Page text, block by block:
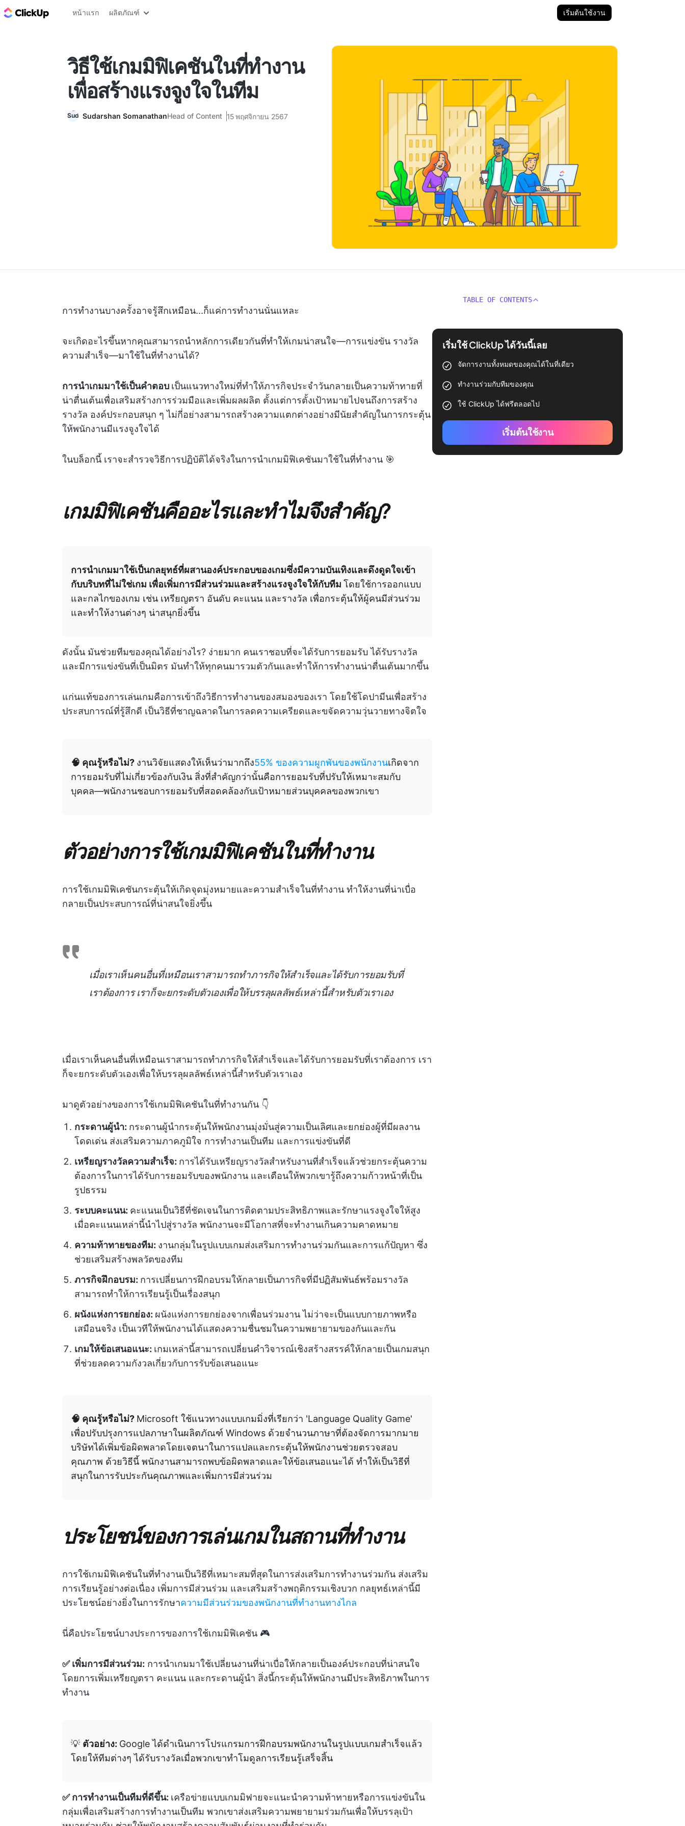
บล็อก ClickUp
หน้าแรก ผลิตภัณฑ์ เริ่มต้นใช้งาน
วิธีใช้เกมมิฟิเคชันในที่ทำงาน
เพื่อสร้างแรงจูงใจในทีม
Sudarshan SomanathanHead of Content 15 พฤศจิกายน 2567
การทำงานบางครั้งอาจรู้สึกเหมือน...ก็แค่การทำงานนั่นแหละ
จะเกิดอะไรขึ้นหากคุณสามารถนำหลักการเดียวกันที่ทำให้เกมน่าสนใจ—การแข่งขัน รางวัล
ความสำเร็จ—มาใช้ในที่ทำงานได้?
การนำเกมมาใช้เป็นคำตอบ เป็นแนวทางใหม่ที่ทำให้ภารกิจประจำวันกลายเป็นความท้าทายที่
น่าตื่นเต้นเพื่อเสริมสร้างการร่วมมือและเพิ่มผลผลิต ตั้งแต่การตั้งเป้าหมายไปจนถึงการสร้าง
รางวัล องค์ประกอบสนุก ๆ ไม่กี่อย่างสามารถสร้างความแตกต่างอย่างมีนัยสำคัญในการกระตุ้น
ให้พนักงานมีแรงจูงใจได้
ในบล็อกนี้ เราจะสำรวจวิธีการปฏิบัติได้จริงในการนำเกมมิฟิเคชันมาใช้ในที่ทำงาน 🎯
เกมมิฟิเคชันคืออะไรและทำไมจึงสำคัญ?
การนำเกมมาใช้เป็นกลยุทธ์ที่ผสานองค์ประกอบของเกมซึ่งมีความบันเทิงและดึงดูดใจเข้า
กับบริบทที่ไม่ใช่เกม เพื่อเพิ่มการมีส่วนร่วมและสร้างแรงจูงใจให้กับทีม โดยใช้การออกแบบ
และกลไกของเกม เช่น เหรียญตรา อันดับ คะแนน และรางวัล เพื่อกระตุ้นให้ผู้คนมีส่วนร่วม
และทำให้งานต่างๆ น่าสนุกยิ่งขึ้น
ดังนั้น มันช่วยทีมของคุณได้อย่างไร? ง่ายมาก คนเราชอบที่จะได้รับการยอมรับ ได้รับรางวัล
และมีการแข่งขันที่เป็นมิตร มันทำให้ทุกคนมารวมตัวกันและทำให้การทำงานน่าตื่นเต้นมากขึ้น
แก่นแท้ของการเล่นเกมคือการเข้าถึงวิธีการทำงานของสมองของเรา โดยใช้โดปามีนเพื่อสร้าง
ประสบการณ์ที่รู้สึกดี เป็นวิธีที่ชาญฉลาดในการลดความเครียดและขจัดความวุ่นวายทางจิตใจ
🧠 คุณรู้หรือไม่? งานวิจัยแสดงให้เห็นว่ามากถึง55% ของความผูกพันของพนักงานเกิดจาก
การยอมรับที่ไม่เกี่ยวข้องกับเงิน สิ่งที่สำคัญกว่านั้นคือการยอมรับที่ปรับให้เหมาะสมกับ
บุคคล—พนักงานชอบการยอมรับที่สอดคล้องกับเป้าหมายส่วนบุคคลของพวกเขา
ตัวอย่างการใช้เกมมิฟิเคชันในที่ทำงาน
การใช้เกมมิฟิเคชันกระตุ้นให้เกิดจุดมุ่งหมายและความสำเร็จในที่ทำงาน ทำให้งานที่น่าเบื่อ
กลายเป็นประสบการณ์ที่น่าสนใจยิ่งขึ้น
เมื่อเราเห็นคนอื่นที่เหมือนเราสามารถทำภารกิจให้สำเร็จและได้รับการยอมรับที่
เราต้องการ เราก็จะยกระดับตัวเองเพื่อให้บรรลุผลลัพธ์เหล่านี้สำหรับตัวเราเอง
เมื่อเราเห็นคนอื่นที่เหมือนเราสามารถทำภารกิจให้สำเร็จและได้รับการยอมรับที่เราต้องการ เรา
ก็จะยกระดับตัวเองเพื่อให้บรรลุผลลัพธ์เหล่านี้สำหรับตัวเราเอง
มาดูตัวอย่างของการใช้เกมมิฟิเคชันในที่ทำงานกัน 👇
กระดานผู้นำ: กระดานผู้นำกระตุ้นให้พนักงานมุ่งมั่นสู่ความเป็นเลิศและยกย่องผู้ที่มีผลงาน
โดดเด่น ส่งเสริมความภาคภูมิใจ การทำงานเป็นทีม และการแข่งขันที่ดี
เหรียญรางวัลความสำเร็จ: การได้รับเหรียญรางวัลสำหรับงานที่สำเร็จแล้วช่วยกระตุ้นความ
ต้องการในการได้รับการยอมรับของพนักงาน และเตือนให้พวกเขารู้ถึงความก้าวหน้าที่เป็น
รูปธรรม
ระบบคะแนน: คะแนนเป็นวิธีที่ชัดเจนในการติดตามประสิทธิภาพและรักษาแรงจูงใจให้สูง
เมื่อคะแนนเหล่านี้นำไปสู่รางวัล พนักงานจะมีโอกาสที่จะทำงานเกินความคาดหมาย
ความท้าทายของทีม: งานกลุ่มในรูปแบบเกมส่งเสริมการทำงานร่วมกันและการแก้ปัญหา ซึ่ง
ช่วยเสริมสร้างพลวัตของทีม
ภารกิจฝึกอบรม: การเปลี่ยนการฝึกอบรมให้กลายเป็นภารกิจที่มีปฏิสัมพันธ์พร้อมรางวัล
สามารถทำให้การเรียนรู้เป็นเรื่องสนุก
ผนังแห่งการยกย่อง: ผนังแห่งการยกย่องจากเพื่อนร่วมงาน ไม่ว่าจะเป็นแบบกายภาพหรือ
เสมือนจริง เป็นเวทีให้พนักงานได้แสดงความชื่นชมในความพยายามของกันและกัน
เกมให้ข้อเสนอแนะ: เกมเหล่านี้สามารถเปลี่ยนคำวิจารณ์เชิงสร้างสรรค์ให้กลายเป็นเกมสนุก
ที่ช่วยลดความกังวลเกี่ยวกับการรับข้อเสนอแนะ
🧠 คุณรู้หรือไม่? Microsoft ใช้แนวทางแบบเกมมิ่งที่เรียกว่า 'Language Quality Game'
เพื่อปรับปรุงการแปลภาษาในผลิตภัณฑ์ Windows ด้วยจำนวนภาษาที่ต้องจัดการมากมาย
บริษัทได้เพิ่มข้อผิดพลาดโดยเจตนาในการแปลและกระตุ้นให้พนักงานช่วยตรวจสอบ
คุณภาพ ด้วยวิธีนี้ พนักงานสามารถพบข้อผิดพลาดและให้ข้อเสนอแนะได้ ทำให้เป็นวิธีที่
สนุกในการรับประกันคุณภาพและเพิ่มการมีส่วนร่วม
ประโยชน์ของการเล่นเกมในสถานที่ทำงาน
การใช้เกมมิฟิเคชันในที่ทำงานเป็นวิธีที่เหมาะสมที่สุดในการส่งเสริมการทำงานร่วมกัน ส่งเสริม
การเรียนรู้อย่างต่อเนื่อง เพิ่มการมีส่วนร่วม และเสริมสร้างพฤติกรรมเชิงบวก กลยุทธ์เหล่านี้มี
ประโยชน์อย่างยิ่งในการรักษาความมีส่วนร่วมของพนักงานที่ทำงานทางไกล
นี่คือประโยชน์บางประการของการใช้เกมมิฟิเคชัน 🎮
✅ เพิ่มการมีส่วนร่วม: การนำเกมมาใช้เปลี่ยนงานที่น่าเบื่อให้กลายเป็นองค์ประกอบที่น่าสนใจ
โดยการเพิ่มเหรียญตรา คะแนน และกระดานผู้นำ สิ่งนี้กระตุ้นให้พนักงานมีประสิทธิภาพในการ
ทำงาน
💡 ตัวอย่าง: Google ได้ดำเนินการโปรแกรมการฝึกอบรมพนักงานในรูปแบบเกมสำเร็จแล้ว
โดยให้ทีมต่างๆ ได้รับรางวัลเมื่อพวกเขาทำโมดูลการเรียนรู้เสร็จสิ้น
✅ การทำงานเป็นทีมที่ดีขึ้น: เครือข่ายแบบเกมมิฟายจะแนะนำความท้าทายหรือการแข่งขันใน
กลุ่มเพื่อเสริมสร้างการทำงานเป็นทีม พวกเขาส่งเสริมความพยายามร่วมกันเพื่อให้บรรลุเป้า
TABLE OF CONTENTS
เริ่มใช้ ClickUp ได้วันนี้เลย
จัดการงานทั้งหมดของคุณได้ในที่เดียว
ทำงานร่วมกับทีมของคุณ
ใช้ ClickUp ได้ฟรีตลอดไป
เริ่มต้นใช้งาน